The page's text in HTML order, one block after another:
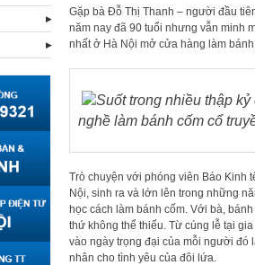
Gặp bà Đỗ Thị Thanh – người đầu
năm nay đã 90 tuổi nhưng vẫn minh
nhất ở Hà Nội mở cửa hàng làm
Suốt trong nhiều thập
nghề làm bánh cốm cổ
Trò chuyện với phóng viên Báo Kinh
Nội, sinh ra và lớn lên trong những
học cách làm bánh cốm. Với bà,
thứ không thể thiếu. Từ cúng lễ tại
vào ngày trọng đại của mỗi người đó
nhân cho tình yêu của đôi lứa.